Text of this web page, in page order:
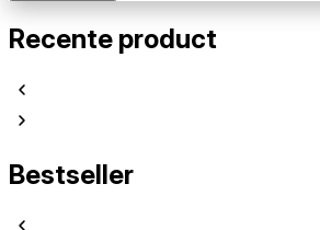
Recente product
Bestseller